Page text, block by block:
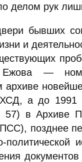
делом рук
бывших
и
—
архиве
а до
в Архиве
позднее